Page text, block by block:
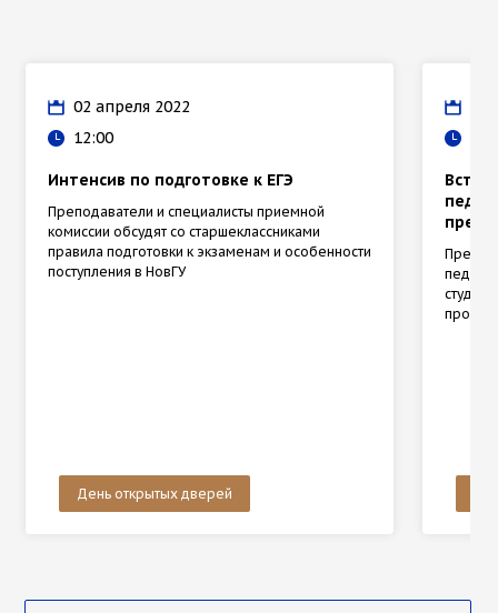
02 апреля 2022
12:00
Интенсив по подготовке к ЕГЭ
Преподаватели и специалисты приемной
комиссии обсудят со старшеклассниками
правила подготовки к экзаменам и особенности
поступления в НовГУ
День открытых дверей